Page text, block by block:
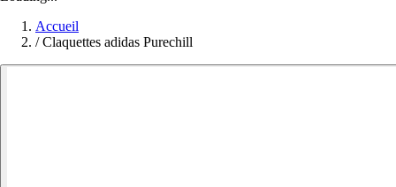
Accueil
/ Claquettes adidas Purechill